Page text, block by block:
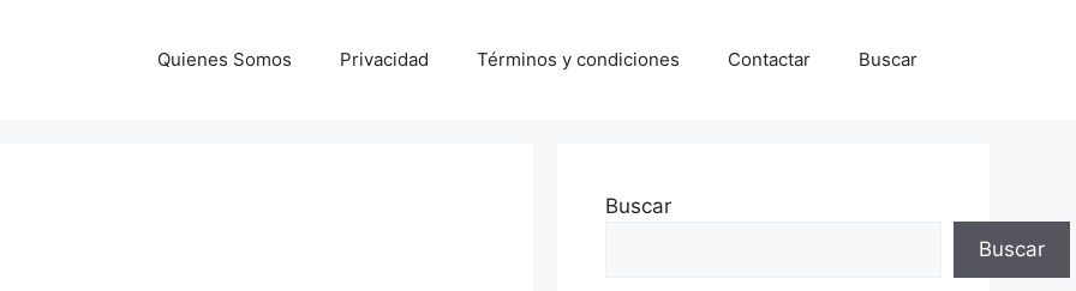
Quienes Somos Privacidad Términos y condiciones Contactar Buscar
Buscar
Buscar